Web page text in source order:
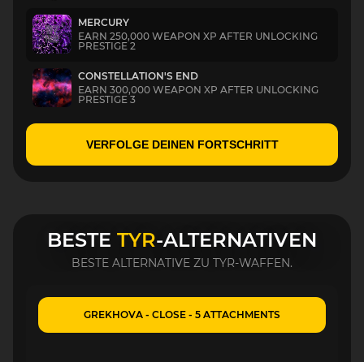
MERCURY
EARN 250,000 WEAPON XP AFTER UNLOCKING
PRESTIGE 2
CONSTELLATION'S END
EARN 300,000 WEAPON XP AFTER UNLOCKING
PRESTIGE 3
VERFOLGE DEINEN FORTSCHRITT
BESTE TYR-ALTERNATIVEN
BESTE ALTERNATIVE ZU TYR-WAFFEN.
GREKHOVA - CLOSE - 5 ATTACHMENTS